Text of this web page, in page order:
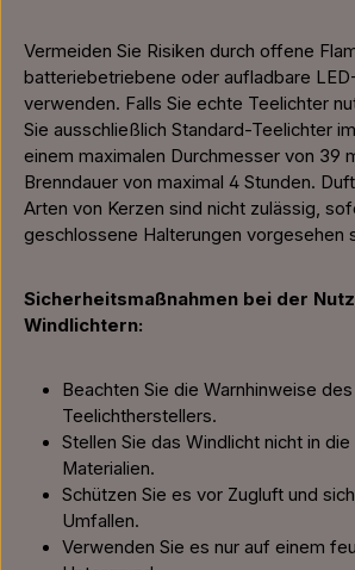
Vermeiden Sie Risiken durch offene
batteriebetriebene oder aufladbare
verwenden. Falls Sie echte Teelichter
Sie ausschließlich Standard-Teelichter
einem maximalen Durchmesser von 39
Brenndauer von maximal 4 Stunden.
Arten von Kerzen sind nicht zulässig,
geschlossene Halterungen vorgesehen
Sicherheitsmaßnahmen bei der
Windlichtern:
Beachten Sie die Warnhinweise des
Teelichtherstellers.
Stellen Sie das Windlicht nicht in
Materialien.
Schützen Sie es vor Zugluft und
Umfallen.
Verwenden Sie es nur auf einem